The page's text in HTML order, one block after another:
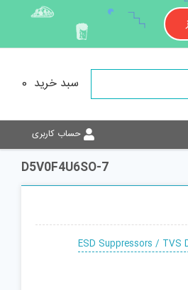
سبد خرید 0
حساب کاربری
D5V0F4U6SO-7
ESD Suppressors / TVS